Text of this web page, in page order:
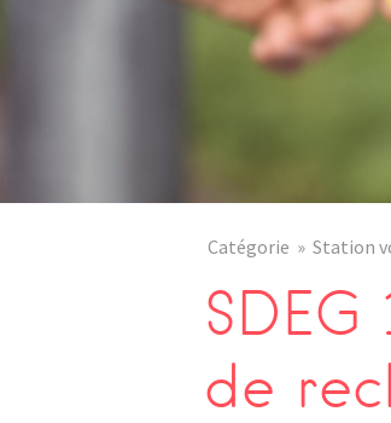
Catégorie Station
de